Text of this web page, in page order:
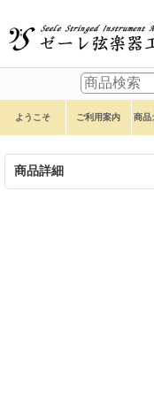
ようこそ ご利用案内 商品
商品詳細